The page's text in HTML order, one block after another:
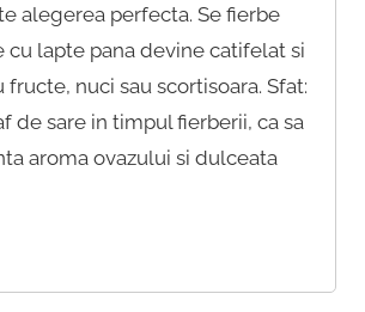
alegerea perfecta. Se fierbe
cu lapte pana devine catifelat si
fructe, nuci sau scortisoara. Sfat:
de sare in timpul fierberii, ca sa
aroma ovazului si dulceata